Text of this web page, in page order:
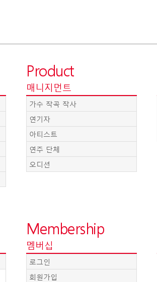
Product
매니지먼트
가수 작곡 작사
연기자
아티스트
연주 단체
오디션
Membership
멤버십
로그인
회원가입